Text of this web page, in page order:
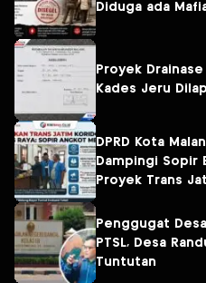
Diduga
Proyek
Kades Jeru
DPRD Kota
Dampingi Sopir
Proyek Trans
Penggugat
PTSL, Desa
Tuntutan